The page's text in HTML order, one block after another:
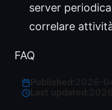
server
correlare
FAQ
Last updated: